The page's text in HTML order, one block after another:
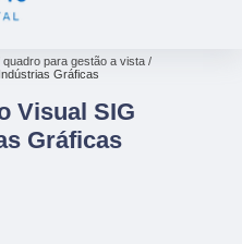
quadro para gestão a vista
Gráficas
Visual SIG
Gráficas